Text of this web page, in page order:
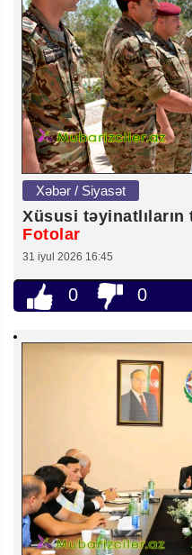
Xəbər / Siyasət
Xüsusi təyinatlıların
Fotolar
31 iyul 2026 16:45
0 0